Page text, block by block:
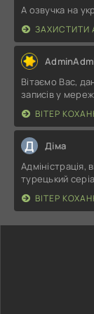
А озвучка на
ЗАХИСТИТИ
Вітаємо Вас,
записів у
ВІТЕР
Д Діма
Адміністрація,
турецький
ВІТЕР